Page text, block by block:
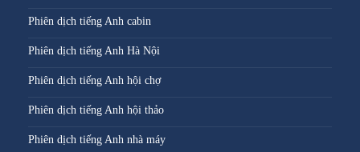
Phiên dịch tiếng Anh cabin
Phiên dịch tiếng Anh Hà Nội
Phiên dịch tiếng Anh hội chợ
Phiên dịch tiếng Anh hội thảo
Phiên dịch tiếng Anh nhà máy